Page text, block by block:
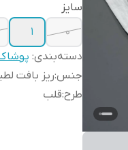
سایز
۰
۱
دسته‌بندی:
جنس:ریز بافت
طرح:قلب